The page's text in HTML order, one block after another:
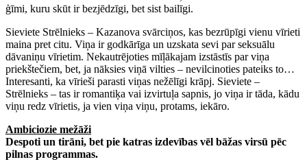
ģīmi, kuru skūt ir bezjēdzīgi, bet sist bailīgi.
Sieviete Strēlnieks – Kazanova svārciņos, kas bezrūpīgi vienu vīrieti
maina pret citu. Viņa ir godkārīga un uzskata sevi par seksuālu
dāvaniņu vīrietim. Nekautrējoties mīļākajam izstāstīs par viņa
priekštečiem, bet, ja nāksies viņā vilties – nevilcinoties pateiks to…
Interesanti, ka vīrieši parasti viņas nežēlīgi krāpj. Sieviete –
Strēlnieks – tas ir romantiķa vai izvirtuļa sapnis, jo viņa ir tāda, kādu
viņu redz vīrietis, ja vien viņa viņu, protams, iekāro.
Ambiciozie mežāži
Despoti un tirāni, bet pie katras izdevības vēl bāžas virsū pēc
pilnas programmas.